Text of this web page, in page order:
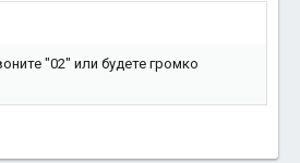
"02" или будете громко